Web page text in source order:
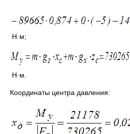
Н·м;
Н·м.
Координаты центра давления: